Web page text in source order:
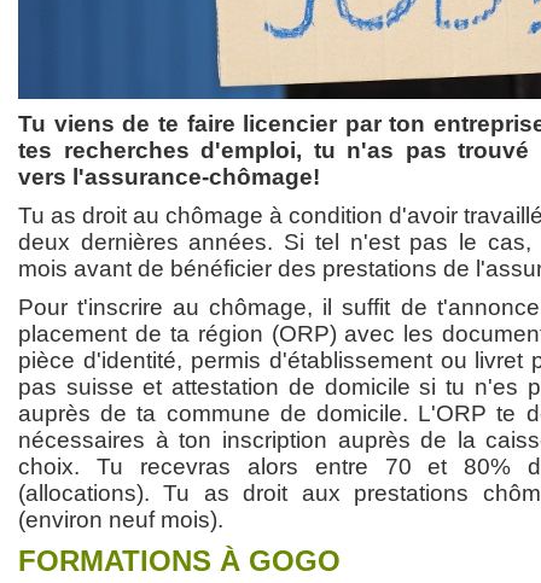
Tu viens de te faire licencier par ton
tes recherches d'emploi, tu n'as pas trouvé
vers l'assurance-chômage!
Tu as droit au chômage à condition d'avoir
deux dernières années. Si tel n'est pas le
mois avant de bénéficier des prestations de
Pour t'inscrire au chômage, il suffit de
placement de ta région (ORP) avec les
pièce d'identité, permis d'établissement ou livret
pas suisse et attestation de domicile si tu n'es
auprès de ta commune de domicile. L'ORP te
nécessaires à ton inscription auprès de la
choix. Tu recevras alors entre 70 et 80%
(allocations). Tu as droit aux prestations
(environ neuf mois).
FORMATIONS À GOGO